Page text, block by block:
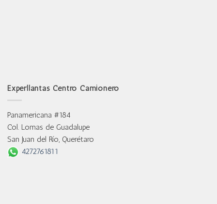
Experllantas Centro Camionero
Panamericana #184
Col. Lomas de Guadalupe
San Juan del Río, Querétaro
4272761811